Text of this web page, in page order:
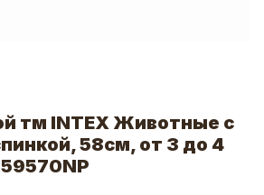
тм INTEX Животные с
58см, от 3 до 4